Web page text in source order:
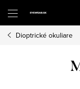
obsah
Dioptrické okuliare